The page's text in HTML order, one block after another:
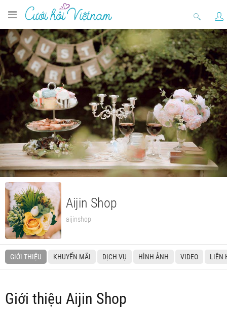
Aijin Shop
aijinshop
GIỚI THIỆU KHUYẾN MÃI DỊCH VỤ HÌNH ẢNH VIDEO LIÊN
Giới thiệu Aijin Shop